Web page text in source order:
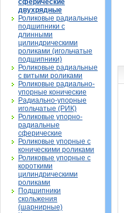
сферические
двухрядные
Роликовые радиальные
подшипники с
длинными
цилиндрическими
роликами (игольчатые
подшипники)
Роликовые радиальные
с витыми роликами
Роликовые радиально-
упорные конические
Радиально-упорные
игольчатые (РИК)
Роликовые упорно-
радиальные
сферические
Роликовые упорные с
коническими роликами
Роликовые упорные с
короткими
цилиндрическими
роликами
Подшипники
скольжения
(шарнирные)